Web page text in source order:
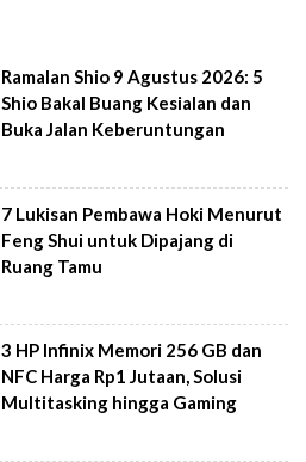
Ramalan Shio 9 Agustus 2026: 5
Shio Bakal Buang Kesialan dan
Buka Jalan Keberuntungan
7 Lukisan Pembawa Hoki Menurut
Feng Shui untuk Dipajang di
Ruang Tamu
3 HP Infinix Memori 256 GB dan
NFC Harga Rp1 Jutaan, Solusi
Multitasking hingga Gaming